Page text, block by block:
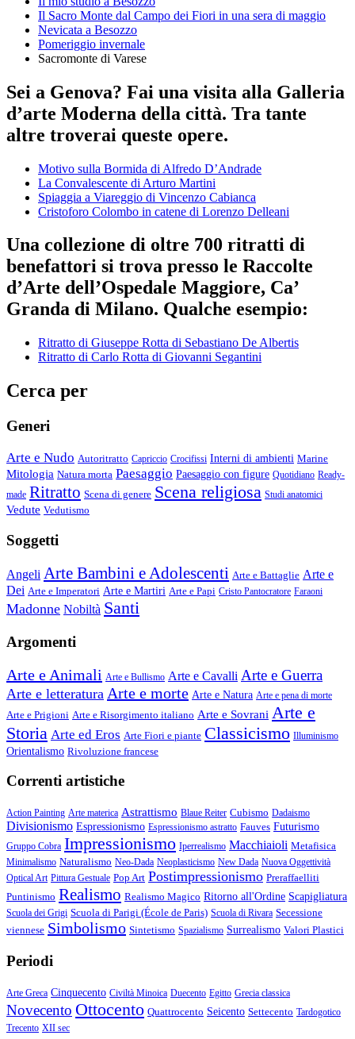
Il Sacro Monte dal Campo dei Fiori in una sera di maggio
Nevicata a Besozzo
Pomeriggio invernale
Sacromonte di Varese
Sei a Genova? Fai una visita alla Galleria
d’arte Moderna della città. Tra tante
altre troverai queste opere.
Motivo sulla Bormida di Alfredo D’Andrade
La Convalescente di Arturo Martini
Spiaggia a Viareggio di Vincenzo Cabianca
Cristoforo Colombo in catene di Lorenzo Delleani
Una collezione di oltre 700 ritratti di
benefattori si trova presso le Raccolte
d’Arte dell’Ospedale Maggiore, Ca’
Granda di Milano. Qualche esempio:
Ritratto di Giuseppe Rotta di Sebastiano De Albertis
Ritratto di Carlo Rotta di Giovanni Segantini
Cerca per
Generi
Arte e Nudo Autoritratto Capriccio Crocifissi Interni di ambienti Marine
Mitologia Natura morta Paesaggio Paesaggio con figure Quotidiano Ready-
made Ritratto Scena di genere Scena religiosa Studi anatomici
Vedute Vedutismo
Soggetti
Angeli Arte Bambini e Adolescenti Arte e Battaglie Arte e
Dei Arte e Imperatori Arte e Martiri Arte e Papi Cristo Pantocratore Faraoni
Madonne Nobiltà Santi
Argomenti
Arte e Animali Arte e Bullismo Arte e Cavalli Arte e Guerra
Arte e letteratura Arte e morte Arte e Natura Arte e pena di morte
Arte e Prigioni Arte e Risorgimento italiano Arte e Sovrani Arte e
Storia Arte ed Eros Arte Fiori e piante Classicismo Illuminismo
Orientalismo Rivoluzione francese
Correnti artistiche
Action Painting Arte materica Astrattismo Blaue Reiter Cubismo Dadaismo
Divisionismo Espressionismo Espressionismo astratto Fauves Futurismo
Gruppo Cobra Impressionismo Iperrealismo Macchiaioli Metafisica
Minimalismo Naturalismo Neo-Dada Neoplasticismo New Dada Nuova Oggettività
Optical Art Pittura Gestuale Pop Art Postimpressionismo Preraffaelliti
Puntinismo Realismo Realismo Magico Ritorno all'Ordine Scapigliatura
Scuola dei Grigi Scuola di Parigi (École de Paris) Scuola di Rivara Secessione
viennese Simbolismo Sintetismo Spazialismo Surrealismo Valori Plastici
Periodi
Arte Greca Cinquecento Civiltà Minoica Duecento Egitto Grecia classica
Novecento Ottocento Quattrocento Seicento Settecento Tardogotico
Trecento XII sec